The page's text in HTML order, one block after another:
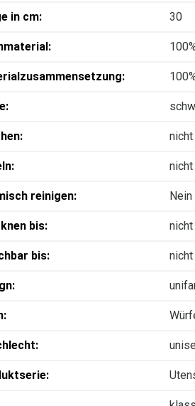
in cm: 30
reinigen: Nein
bis:
bis: